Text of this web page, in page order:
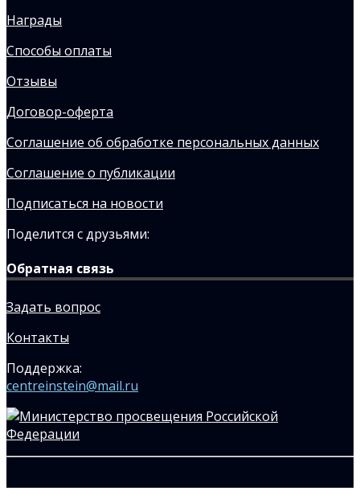
Награды
Способы оплаты
Отзывы
Договор-оферта
Соглашение об обработке персональных данных
Соглашение о публикации
Подписаться на новости
Поделится с друзьями:
Обратная связь
Задать вопрос
Контакты
Поддержка:
centreinstein@mail.ru